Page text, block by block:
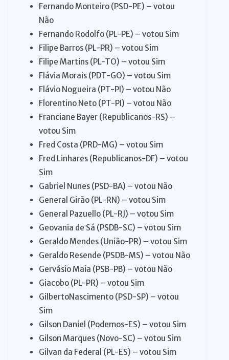
Fernando Monteiro (PSD-PE) – votou
Não
Fernando Rodolfo (PL-PE) – votou Sim
Filipe Barros (PL-PR) – votou Sim
Filipe Martins (PL-TO) – votou Sim
Flávia Morais (PDT-GO) – votou Sim
Flávio Nogueira (PT-PI) – votou Não
Florentino Neto (PT-PI) – votou Não
Franciane Bayer (Republicanos-RS) –
votou Sim
Fred Costa (PRD-MG) – votou Sim
Fred Linhares (Republicanos-DF) – votou
Sim
Gabriel Nunes (PSD-BA) – votou Não
General Girão (PL-RN) – votou Sim
General Pazuello (PL-RJ) – votou Sim
Geovania de Sá (PSDB-SC) – votou Sim
Geraldo Mendes (União-PR) – votou Sim
Geraldo Resende (PSDB-MS) – votou Não
Gervásio Maia (PSB-PB) – votou Não
Giacobo (PL-PR) – votou Sim
GilbertoNascimento (PSD-SP) – votou
Sim
Gilson Daniel (Podemos-ES) – votou Sim
Gilson Marques (Novo-SC) – votou Sim
Gilvan da Federal (PL-ES) – votou Sim